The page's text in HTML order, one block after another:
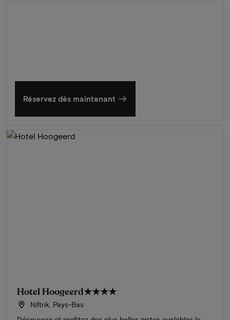
Réservez dès maintenant
Hotel Hoogeerd★★★★
Niftrik, Pays-Bas